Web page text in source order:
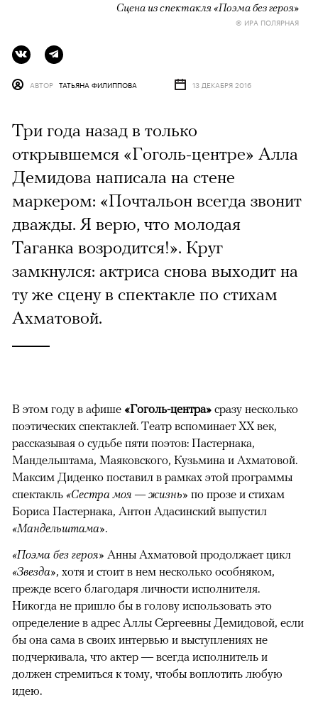
Сцена из спектакля «Поэма без героя»
© ИРА ПОЛЯРНАЯ
АВТОР ТАТЬЯНА ФИЛИППОВА 13 ДЕКАБРЯ 2016
Три года назад в только
открывшемся «Гоголь-центре» Алла
Демидова написала на стене
маркером: «Почтальон всегда звонит
дважды. Я верю, что молодая
Таганка возродится!». Круг
замкнулся: актриса снова выходит на
ту же сцену в спектакле по стихам
Ахматовой.
В этом году в афише «Гоголь-центра» сразу несколько
поэтических спектаклей. Театр вспоминает XX век,
рассказывая о судьбе пяти поэтов: Пастернака,
Мандельштама, Маяковского, Кузьмина и Ахматовой.
Максим Диденко поставил в рамках этой программы
спектакль «Сестра моя — жизнь» по прозе и стихам
Бориса Пастернака, Антон Адасинский выпустил
«Мандельштама».
«Поэма без героя» Анны Ахматовой продолжает цикл
«Звезда», хотя и стоит в нем несколько особняком,
прежде всего благодаря личности исполнителя.
Никогда не пришло бы в голову использовать это
определение в адрес Аллы Сергеевны Демидовой, если
бы она сама в своих интервью и выступлениях не
подчеркивала, что актер — всегда исполнитель и
должен стремиться к тому, чтобы воплотить любую
идею.